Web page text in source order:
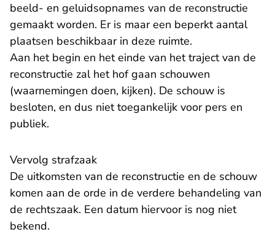
beeld- en geluidsopnames van de reconstructie
gemaakt worden. Er is maar een beperkt aantal
plaatsen beschikbaar in deze ruimte.
Aan het begin en het einde van het traject van de
reconstructie zal het hof gaan schouwen
(waarnemingen doen, kijken). De schouw is
besloten, en dus niet toegankelijk voor pers en
publiek.
Vervolg strafzaak
De uitkomsten van de reconstructie en de schouw
komen aan de orde in de verdere behandeling van
de rechtszaak. Een datum hiervoor is nog niet
bekend.